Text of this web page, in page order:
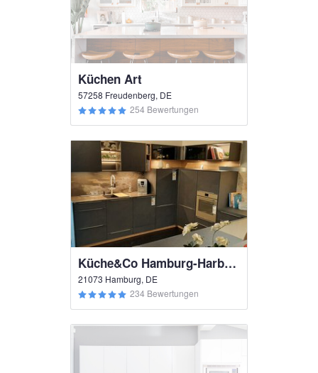
Küchen Art
57258 Freudenberg, DE
254 Bewertungen
Küche&Co Hamburg-Harburg
21073 Hamburg, DE
234 Bewertungen